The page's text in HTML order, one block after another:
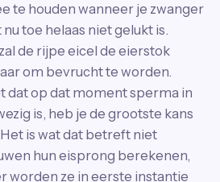
te houden wanneer je zwanger
toe helaas niet gelukt is.
de rijpe eicel de eierstok
om bevrucht te worden.
dat op dat moment sperma in
is, heb je de grootste kans
is wat dat betreft niet
hun eisprong berekenen,
worden ze in eerste instantie